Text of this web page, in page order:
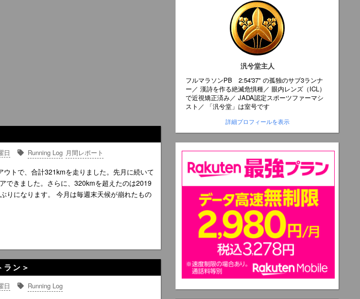
日 Running Log 月間レポート
ウトで、合計321kmを走りました。先月に続いて
できました。さらに、320kmを超えたのは2019
りになります。 今月は毎週末天候が崩れたもの
ン＞
日 Running Log
汎兮堂主人
フルマラソンPB 2:54'37" の孤独のサブ3ランナ
ー／ 漢詩を作る絶滅危惧種／ 眼内レンズ（ICL）
で近視矯正済み／ JADA認定スポーツファーマシ
スト／ 「汎兮堂」は室号です
詳細プロフィールを表示